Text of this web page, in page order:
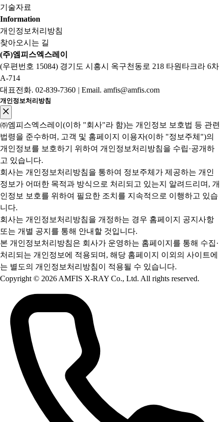
기술자료
Information
개인정보처리방침
찾아오시는 길
(주)엠피스엑스레이
(우편번호 15084) 경기도 시흥시 옥구천동로 218 타원타크라 6차
A-714
대표전화. 02-839-7360 | Email. amfis@amfis.com
개인정보처리방침
㈜엠피스엑스레이(이하 "회사"라 함)는 개인정보 보호법 등 관련
법령을 준수하며, 고객 및 홈페이지 이용자(이하 "정보주체")의
개인정보를 보호하기 위하여 개인정보처리방침을 수립·공개하
고 있습니다.
회사는 개인정보처리방침을 통하여 정보주체가 제공하는 개인
정보가 어떠한 목적과 방식으로 처리되고 있는지 알려드리며, 개
인정보 보호를 위하여 필요한 조치를 지속적으로 이행하고 있습
니다.
회사는 개인정보처리방침을 개정하는 경우 홈페이지 공지사항
또는 개별 공지를 통해 안내할 것입니다.
본 개인정보처리방침은 회사가 운영하는 홈페이지를 통해 수집·
처리되는 개인정보에 적용되며, 해당 홈페이지 이외의 사이트에
는 별도의 개인정보처리방침이 적용될 수 있습니다.
Copyright © 2026 AMFIS X-RAY Co., Ltd. All rights reserved.